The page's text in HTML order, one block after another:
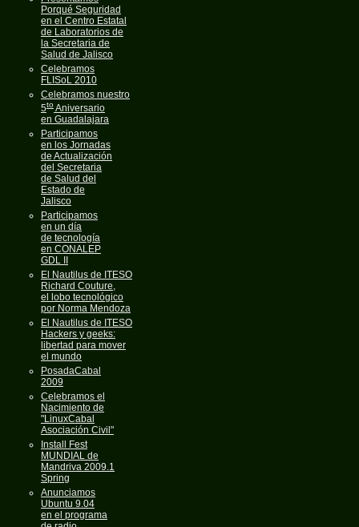
Porqué Seguridad
en el Centro Estatal
de Laboratorios de
la Secretaria de
Salud de Jalisco
Celebramos
FLISoL 2010
Celebramos nuestro
5toAniversario
en Guadalajara
Participamos
en los Jornadas
de Actualización
del Secretaria
de Salud del
Estado de
Jalisco
Participamos
en un día
de tecnología
en CONALEP
GDL II
El Nautilus de ITESO
Richard Couture,
el lobo tecnológico
por Norma Mendoza
El Nautilus de ITESO
Hackers y geeks:
libertad para mover
el mundo
PosadaCabal
2009
Celebramos el
Nacimiento de
"LinuxCabal
Asociación Civil"
Install Fest
MUNDIAL de
Mandriva 2009.1
Spring
Anunciamos
Ubuntu 9.04
en el programa